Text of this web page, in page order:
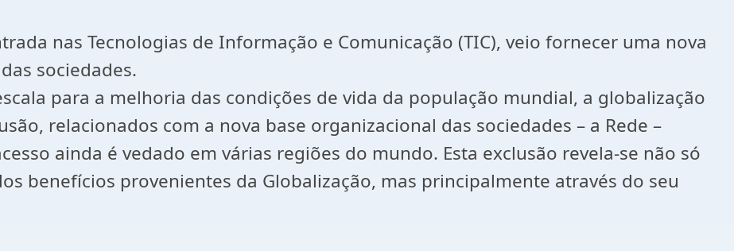
nas Tecnologias de Informação e Comunicação (TIC), veio fornecer uma nova
sociedades.
para a melhoria das condições de vida da população mundial, a globalização
relacionados com a nova base organizacional das sociedades – a Rede –
ainda é vedado em várias regiões do mundo. Esta exclusão revela-se não só
benefícios provenientes da Globalização, mas principalmente através do seu